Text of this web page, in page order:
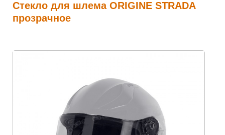
Стекло для шлема ORIGINE STRADA
прозрачное